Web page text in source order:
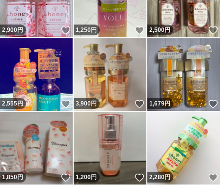
2,900円 いいね！
1,250円 いいね！
2,500円
2,555円 いいね！
3,900円 いいね！
1,679円
1,850円 いいね！
1,200円 いいね！
2,280円